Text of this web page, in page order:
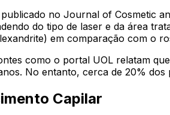
no Journal of Cosmetic
do tipo de laser e da área
em comparação com o
como o portal UOL relatam
No entanto, cerca de 20%
Capilar